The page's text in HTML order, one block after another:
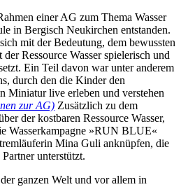
einer AG zum Thema Wasser
in Bergisch Neukirchen entstanden.
mit der Bedeutung, dem bewussten
Ressource Wasser spielerisch und
Ein Teil davon war unter anderem
durch den die Kinder den
Miniatur live erleben und verstehen
zur AG) Zusätzlich zu dem
der kostbaren Ressource Wasser,
Wasserkampagne »RUN BLUE«
Mina Guli anknüpfen, die
unterstützt.
ganzen Welt und vor allem in